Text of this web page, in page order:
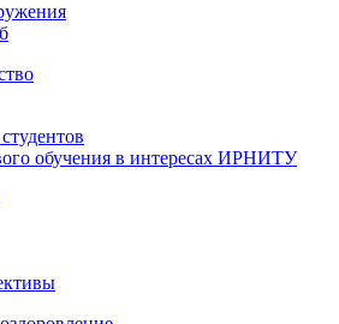
обучения в интересах ИРНИТУ